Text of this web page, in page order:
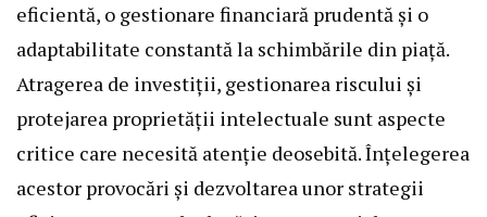
eficientă, o gestionare financiară prudentă și o
adaptabilitate constantă la schimbările din piață.
Atragerea de investiții, gestionarea riscului și
protejarea proprietății intelectuale sunt aspecte
critice care necesită atenție deosebită. Înțelegerea
acestor provocări și dezvoltarea unor strategii